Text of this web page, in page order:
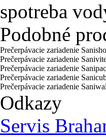
spotreba
Podobné
Prečerpávacie zariadenie
Prečerpávacie zariadenie
Prečerpávacie zariadenie
Prečerpávacie zariadenie
Prečerpávacie zariadenie
Odkazy
Servis